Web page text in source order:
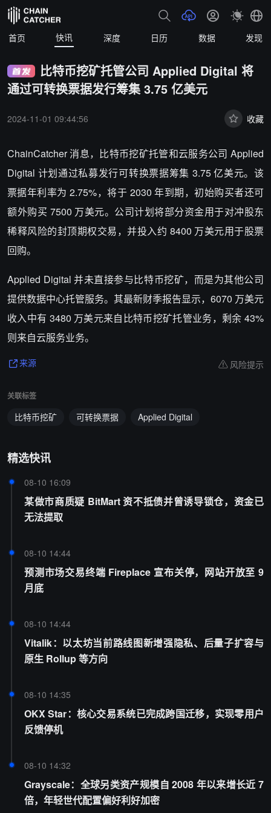
首页 快讯 深度 日历 数据 发现
比特币挖矿托管公司 Applied Digital 将
通过可转换票据发行筹集 3.75 亿美元
2024-11-01 09:44:56 收藏
ChainCatcher 消息，比特币挖矿托管和云服务公司 Applied
Digital 计划通过私募发行可转换票据筹集 3.75 亿美元。该
票据年利率为 2.75%，将于 2030 年到期，初始购买者还可
额外购买 7500 万美元。公司计划将部分资金用于对冲股东
稀释风险的封顶期权交易，并投入约 8400 万美元用于股票
回购。
Applied Digital 并未直接参与比特币挖矿，而是为其他公司
提供数据中心托管服务。其最新财季报告显示，6070 万美元
收入中有 3480 万美元来自比特币挖矿托管业务，剩余 43%
则来自云服务业务。
来源 风险提示
关联标签
比特币挖矿 可转换票据 Applied Digital
精选快讯
08-10 16:09
某做市商质疑 BitMart 资不抵债并曾诱导锁仓，资金已
无法提取
08-10 14:44
预测市场交易终端 Fireplace 宣布关停，网站开放至 9
月底
08-10 14:44
Vitalik：以太坊当前路线图新增强隐私、后量子扩容与
原生 Rollup 等方向
08-10 14:35
OKX Star：核心交易系统已完成跨国迁移，实现零用户
反馈停机
08-10 14:32
Grayscale：全球另类资产规模自 2008 年以来增长近 7
倍，年轻世代配置偏好利好加密